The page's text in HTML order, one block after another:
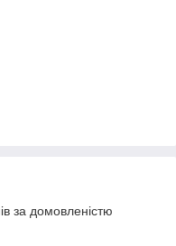
за домовленістю